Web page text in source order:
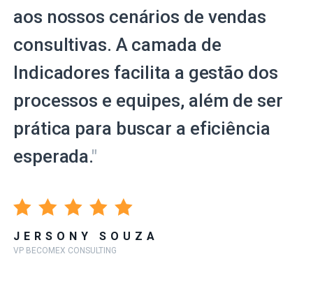
aos nossos cenários de vendas
consultivas. A camada de
Indicadores facilita a gestão dos
processos e equipes, além de ser
prática para buscar a eficiência
esperada."
JERSONY SOUZA
VP BECOMEX CONSULTING